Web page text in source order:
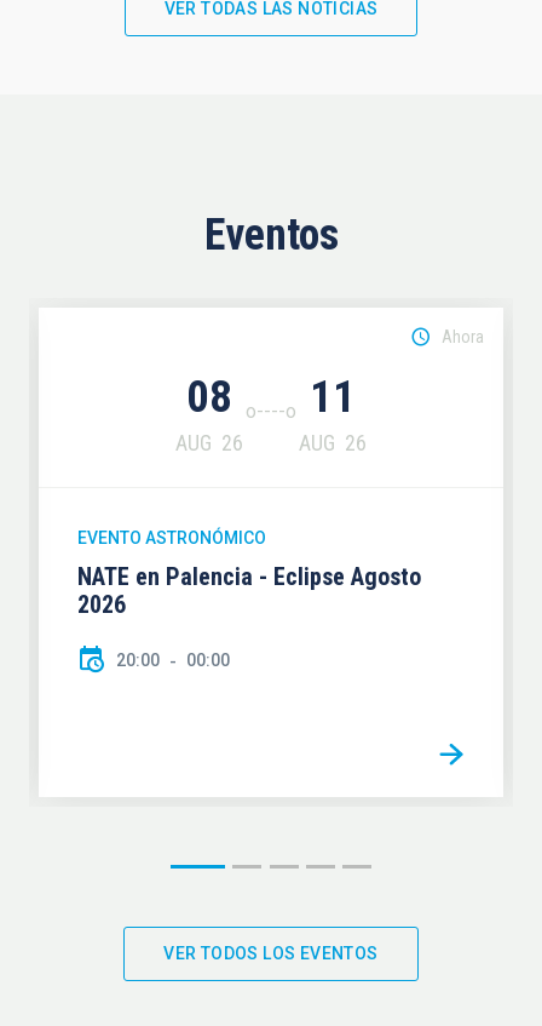
VER TODAS LAS NOTICIAS
Eventos
08
AUG 26
11
AUG 26
Ahora
EVENTO ASTRONÓMICO
NATE en Palencia - Eclipse Agosto
2026
20:00 00:00
VER TODOS LOS EVENTOS